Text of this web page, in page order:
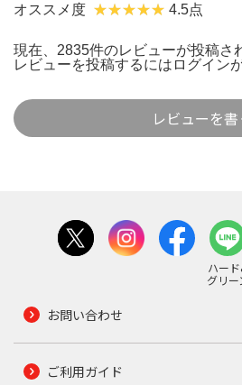
オススメ度 4.5点
現在、2835件のレビューが投稿さ
レビューを投稿するには ログイン
レビューを書
ハー
グリー
お問い合わせ
ご利用ガイド